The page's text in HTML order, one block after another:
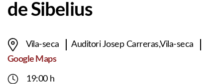
de Sibelius
Vila-seca Auditori Josep Carreras,Vila-seca
Google Maps
19:00 h